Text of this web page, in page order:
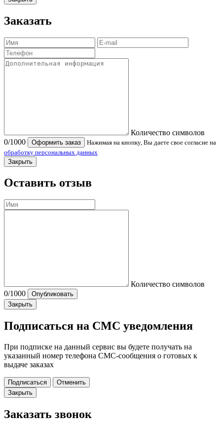
Заказать
Количество символов
0/1000 Оформить заказ
Нажимая на кнопку, Вы даете свое согласие на
обработку персональных данных
Закрыть
Оставить отзыв
Количество символов
0/1000
Опубликовать
Закрыть
Подписаться на СМС уведомления
При подписке на данный сервис вы будете получать на
указанный номер телефона СМС-сообщения о готовых к
выдаче заказах
Подписаться
Отменить
Закрыть
Заказать звонок